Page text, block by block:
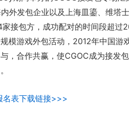
外发包企业以及上海皿鎏、维塔
接包方，成功配对的时间段超过
模游戏外包活动，2012年中国游
，合作共赢，使CGOC成为接发
名表下载链接>>>